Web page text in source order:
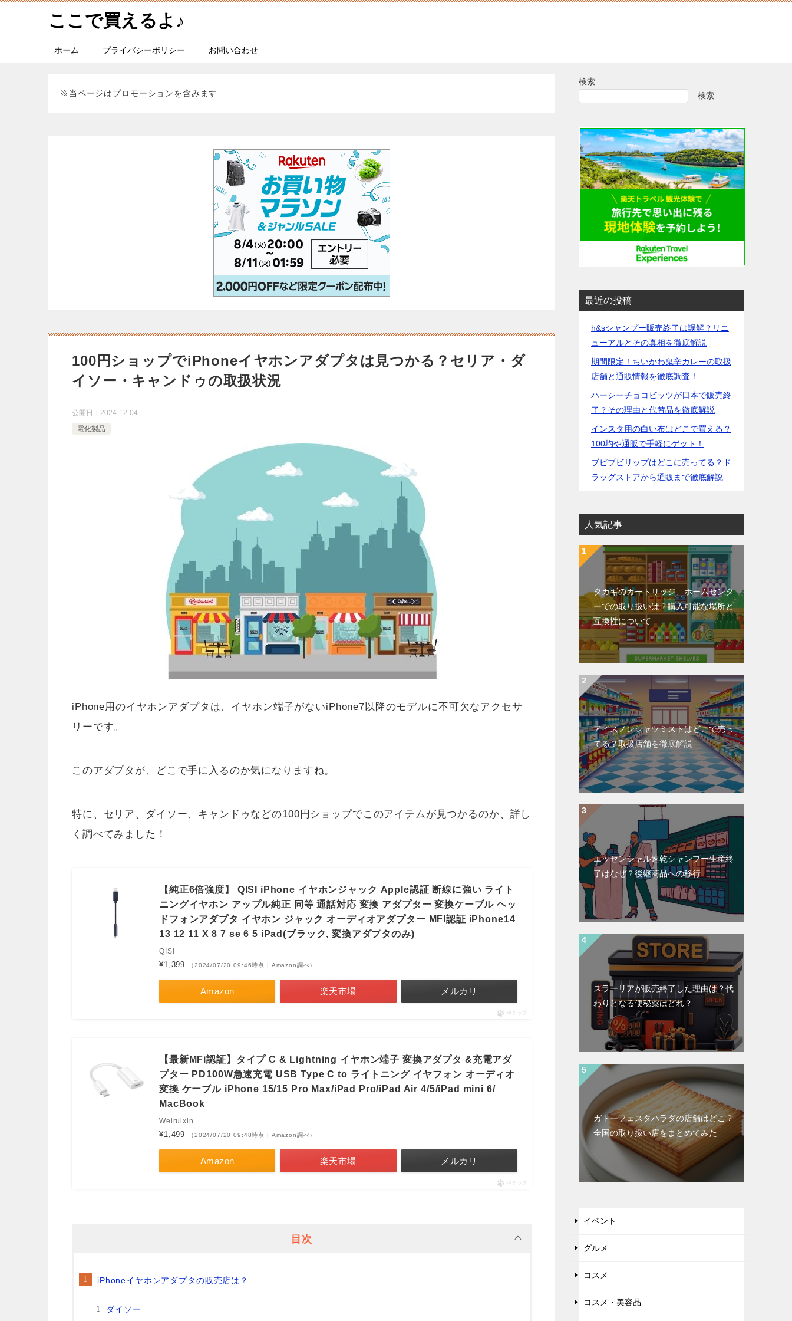
ここで買えるよ♪
ホーム プライバシーポリシー お問い合わせ
※当ページはプロモーションを含みます
100円ショップでiPhoneイヤホンアダプタは見つかる？セリア・ダ
イソー・キャンドゥの取扱状況
公開日： 2024-12-04
電化製品
iPhone用のイヤホンアダプタは、イヤホン端子がないiPhone7以降のモデルに不可欠なアクセサ
リーです。
このアダプタが、どこで手に入るのか気になりますね。
特に、セリア、ダイソー、キャンドゥなどの100円ショップでこのアイテムが見つかるのか、詳し
く調べてみました！
【純正6倍強度】 QISI iPhone イヤホンジャック Apple認証 断線に強い ライト
ニングイヤホン アップル純正 同等 通話対応 変換 アダプター 変換ケーブル ヘッ
ドフォンアダプタ イヤホン ジャック オーディオアダプター MFI認証 iPhone14
13 12 11 X 8 7 se 6 5 iPad(ブラック, 変換アダプタのみ)
QISI
¥1,399 （2024/07/20 09:46時点 | Amazon調べ）
Amazon 楽天市場 メルカリ
ポチップ
【最新MFi認証】タイプ C & Lightning イヤホン端子 変換アダプタ &充電アダ
プター PD100W急速充電 USB Type C to ライトニング イヤフォン オーディオ
変換 ケーブル iPhone 15/15 Pro Max/iPad Pro/iPad Air 4/5/iPad mini 6/
MacBook
Weiruixin
¥1,499 （2024/07/20 09:48時点 | Amazon調べ）
Amazon 楽天市場 メルカリ
ポチップ
目次
iPhoneイヤホンアダプタの販売店は？
ダイソー
検索
検索
最近の投稿
h&sシャンプー販売終了は誤解？リニ
ューアルとその真相を徹底解説
期間限定！ちいかわ鬼辛カレーの取扱
店舗と通販情報を徹底調査！
ハーシーチョコビッツが日本で販売終
了？その理由と代替品を徹底解説
インスタ用の白い布はどこで買える？
100均や通販で手軽にゲット！
ブビブビリップはどこに売ってる？ド
ラッグストアから通販まで徹底解説
人気記事
タカギのカートリッジ、ホームセンタ
ーでの取り扱いは？購入可能な場所と
互換性について
アイスノンシャツミストはどこで売っ
てる？取扱店舗を徹底解説
エッセンシャル速乾シャンプー生産終
了はなぜ？後継商品への移行
スラーリアが販売終了した理由は？代
わりとなる便秘薬はどれ？
ガトーフェスタハラダの店舗はどこ？
全国の取り扱い店をまとめてみた
イベント
グルメ
コスメ
コスメ・美容品